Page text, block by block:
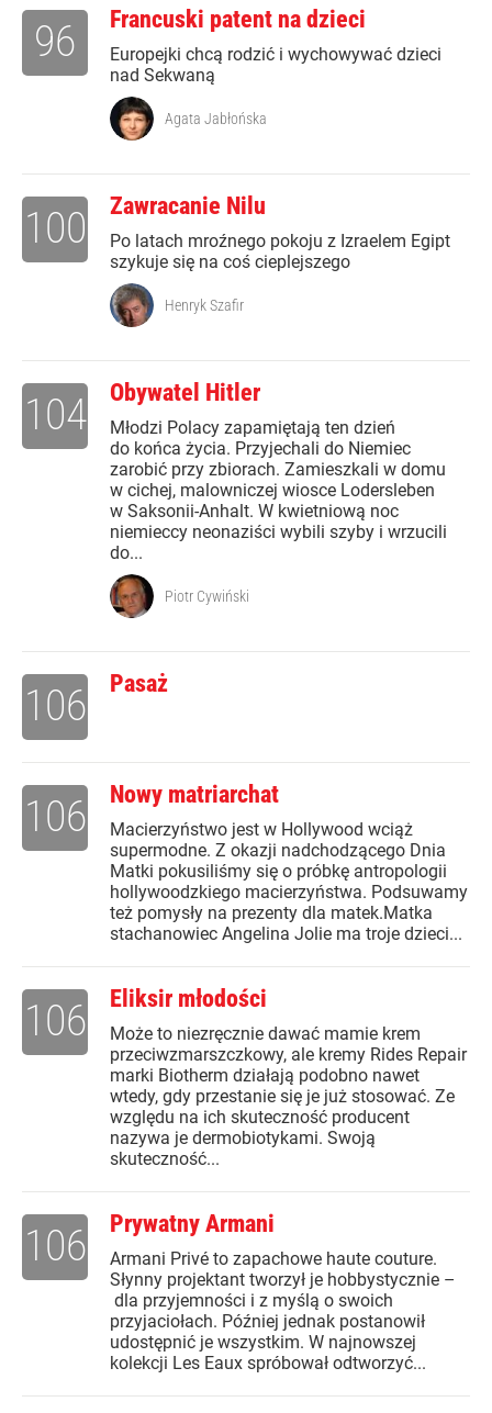
Francuski patent na dzieci
Europejki chcą rodzić i wychowywać dzieci
nad Sekwaną
96
Agata Jabłońska
Zawracanie Nilu
Po latach mroźnego pokoju z Izraelem Egipt
szykuje się na coś cieplejszego
100
Henryk Szafir
Obywatel Hitler
Młodzi Polacy zapamiętają ten dzień
do końca życia. Przyjechali do Niemiec
zarobić przy zbiorach. Zamieszkali w domu
w cichej, malowniczej wiosce Lodersleben
w Saksonii-Anhalt. W kwietniową noc
niemieccy neonaziści wybili szyby i wrzucili
do...
104
Piotr Cywiński
Pasaż
106
Nowy matriarchat
Macierzyństwo jest w Hollywood wciąż
supermodne. Z okazji nadchodzącego Dnia
Matki pokusiliśmy się o próbkę antropologii
hollywoodzkiego macierzyństwa. Podsuwamy
też pomysły na prezenty dla matek.Matka
stachanowiec Angelina Jolie ma troje dzieci...
106
Eliksir młodości
Może to niezręcznie dawać mamie krem
przeciwzmarszczkowy, ale kremy Rides Repair
marki Biotherm działają podobno nawet
wtedy, gdy przestanie się je już stosować. Ze
względu na ich skuteczność producent
nazywa je dermobiotykami. Swoją
skuteczność...
106
Prywatny Armani
Armani Privé to zapachowe haute couture.
Słynny projektant tworzył je hobbystycznie –
dla przyjemności i z myślą o swoich
przyjaciołach. Później jednak postanowił
udostępnić je wszystkim. W najnowszej
kolekcji Les Eaux spróbował odtworzyć...
106